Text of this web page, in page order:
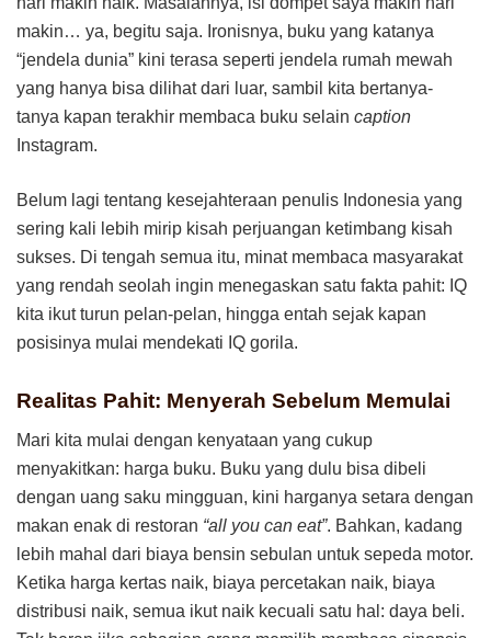
makin… ya, begitu saja. Ironisnya, buku yang katanya
“jendela dunia” kini terasa seperti jendela rumah mewah
yang hanya bisa dilihat dari luar, sambil kita bertanya-
tanya kapan terakhir membaca buku selain caption
Instagram.
Belum lagi tentang kesejahteraan penulis Indonesia yang
sering kali lebih mirip kisah perjuangan ketimbang kisah
sukses. Di tengah semua itu, minat membaca masyarakat
yang rendah seolah ingin menegaskan satu fakta pahit: IQ
kita ikut turun pelan-pelan, hingga entah sejak kapan
posisinya mulai mendekati IQ gorila.
Realitas Pahit: Menyerah Sebelum Memulai
Mari kita mulai dengan kenyataan yang cukup
menyakitkan: harga buku. Buku yang dulu bisa dibeli
dengan uang saku mingguan, kini harganya setara dengan
makan enak di restoran “all you can eat”. Bahkan, kadang
lebih mahal dari biaya bensin sebulan untuk sepeda motor.
Ketika harga kertas naik, biaya percetakan naik, biaya
distribusi naik, semua ikut naik kecuali satu hal: daya beli.